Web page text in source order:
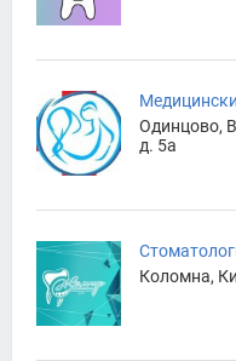
Одинцово,
д. 5а
Коломна,